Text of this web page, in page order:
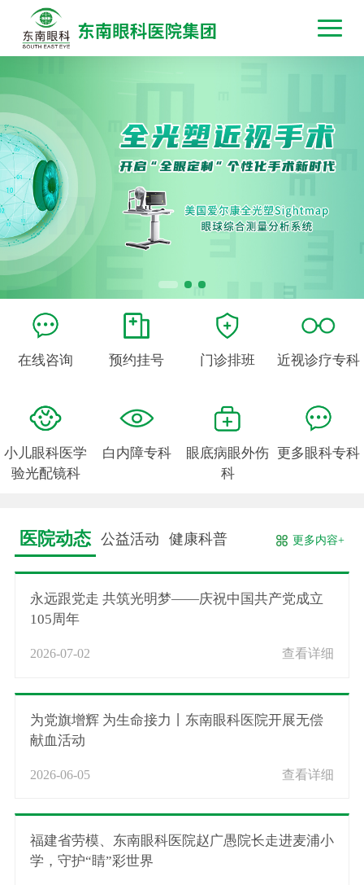
在线咨询 预约挂号 门诊排班 近视诊疗专科
小儿眼科医学
验光配镜科
白内障专科
眼底病眼外伤
科
更多眼科专科
医院动态 公益活动 健康科普 更多内容+
永远跟党走 共筑光明梦——庆祝中国共产党成立
105周年
2026-07-02 查看详细
为党旗增辉 为生命接力丨东南眼科医院开展无偿
献血活动
2026-06-05 查看详细
福建省劳模、东南眼科医院赵广愚院长走进麦浦小
学，守护“睛”彩世界